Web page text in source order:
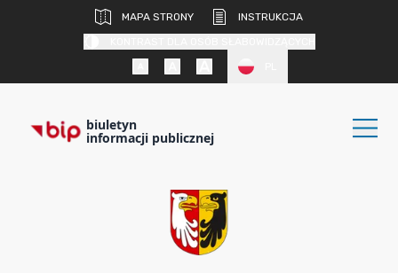
MAPA STRONY
INSTRUKCJA
biuletyn
informacji publicznej